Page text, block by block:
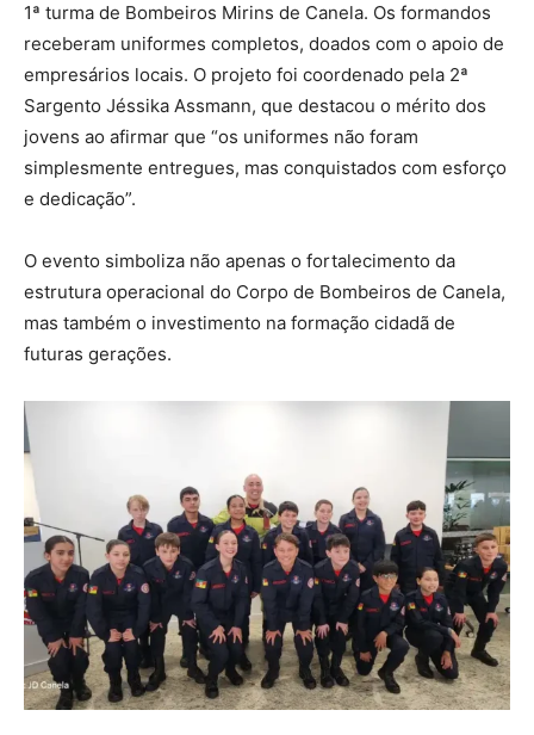
1ª turma de Bombeiros Mirins de Canela. Os formandos
receberam uniformes completos, doados com o apoio de
empresários locais. O projeto foi coordenado pela 2ª
Sargento Jéssika Assmann, que destacou o mérito dos
jovens ao afirmar que “os uniformes não foram
simplesmente entregues, mas conquistados com esforço
e dedicação”.
O evento simboliza não apenas o fortalecimento da
estrutura operacional do Corpo de Bombeiros de Canela,
mas também o investimento na formação cidadã de
futuras gerações.